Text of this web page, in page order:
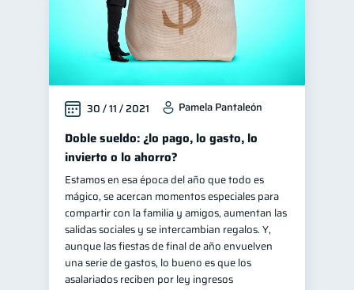
Educación financiera 31
Finanzas para jóvenes 30
Control de deudas 30
Finanzas familiares 25
Inclusión financiera 22
Bienestar financiero 22
Salud financiera 12
Productos financieros 11
Organización Financiera 10
Deudas 10 Préstamos
Ahorro 8 Consejos 6
30 / 11 / 2021 Pamela Pantaleón
Doble sueldo: ¿lo pago, lo gasto, lo
invierto o lo ahorro?
Estamos en esa época del año que todo es
mágico, se acercan momentos especiales para
compartir con la familia y amigos, aumentan las
salidas sociales y se intercambian regalos. Y,
aunque las fiestas de final de año envuelven
una serie de gastos, lo bueno es que los
asalariados reciben por ley ingresos